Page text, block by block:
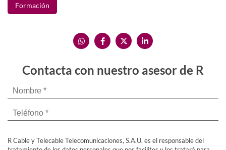
Formación
Contacta con nuestro asesor de R
R Cable y Telecable Telecomunicaciones, S.A.U. es el responsable del